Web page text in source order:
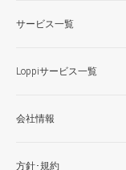
サービス一覧
Loppiサービス一覧
会社情報
方針･規約